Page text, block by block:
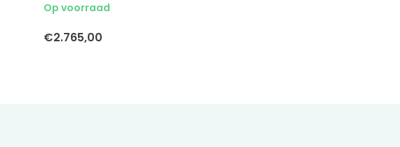
Op voorraad
€2.765,00